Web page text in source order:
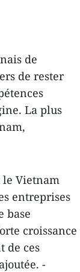
de
de rester
La plus
le Vietnam
entreprises
base
croissance
de ces
-